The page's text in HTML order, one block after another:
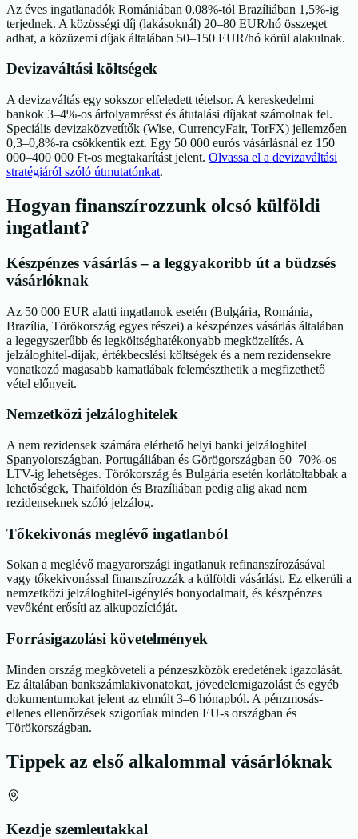
Az éves ingatlanadók Romániában 0,08%-tól Brazíliában 1,5%-ig
terjednek. A közösségi díj (lakásoknál) 20–80 EUR/hó összeget
adhat, a közüzemi díjak általában 50–150 EUR/hó körül alakulnak.
Devizaváltási költségek
A devizaváltás egy sokszor elfeledett tételsor. A kereskedelmi
bankok 3–4%-os árfolyamrésst és átutalási díjakat számolnak fel.
Speciális devizaközvetítők (Wise, CurrencyFair, TorFX) jellemzően
0,3–0,8%-ra csökkentik ezt. Egy 50 000 eurós vásárlásnál ez 150
000–400 000 Ft-os megtakarítást jelent. Olvassa el a devizaváltási
stratégiáról szóló útmutatónkat.
Hogyan finanszírozzunk olcsó külföldi
ingatlant?
Készpénzes vásárlás – a leggyakoribb út a büdzsés
vásárlóknak
Az 50 000 EUR alatti ingatlanok esetén (Bulgária, Románia,
Brazília, Törökország egyes részei) a készpénzes vásárlás általában
a legegyszerűbb és legköltséghatékonyabb megközelítés. A
jelzáloghitel-díjak, értékbecslési költségek és a nem rezidensekre
vonatkozó magasabb kamatlábak felemészthetik a megfizethető
vétel előnyeit.
Nemzetközi jelzáloghitelek
A nem rezidensek számára elérhető helyi banki jelzáloghitel
Spanyolországban, Portugáliában és Görögországban 60–70%-os
LTV-ig lehetséges. Törökország és Bulgária esetén korlátoltabbak a
lehetőségek, Thaiföldön és Brazíliában pedig alig akad nem
rezidenseknek szóló jelzálog.
Tőkekivonás meglévő ingatlanból
Sokan a meglévő magyarországi ingatlanuk refinanszírozásával
vagy tőkekivonással finanszírozzák a külföldi vásárlást. Ez elkerüli a
nemzetközi jelzáloghitel-igénylés bonyodalmait, és készpénzes
vevőként erősíti az alkupozícióját.
Forrásigazolási követelmények
Minden ország megköveteli a pénzeszközök eredetének igazolását.
Ez általában bankszámlakivonatokat, jövedelemigazolást és egyéb
dokumentumokat jelent az elmúlt 3–6 hónapból. A pénzmosás-
ellenes ellenőrzések szigorúak minden EU-s országban és
Törökországban.
Tippek az első alkalommal vásárlóknak
Kezdje szemleutakkal